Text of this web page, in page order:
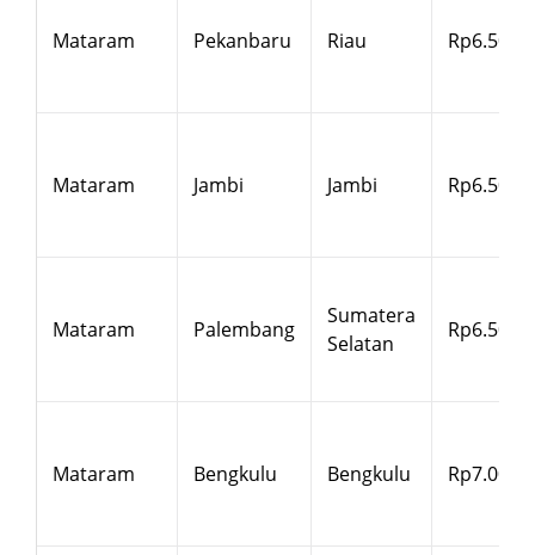
Mataram Pekanbaru Riau Rp6.500
Mataram Jambi Jambi Rp6.500
Mataram Palembang
Sumatera
Selatan
Rp6.500
Mataram Bengkulu Bengkulu Rp7.000